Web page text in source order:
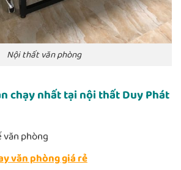
Nội thất văn phòng
chạy nhất tại nội thất Duy Phát
văn phòng
văn phòng giá rẻ